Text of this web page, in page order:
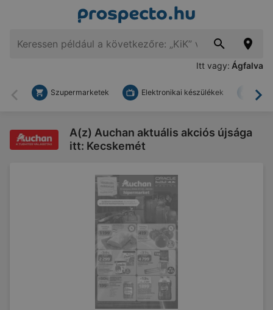
Itt vagy: Ágfalva
Vissza
Szupermarketek Elektronikai készülékek
A(z) Auchan aktuális akciós újsága
itt: Kecskemét